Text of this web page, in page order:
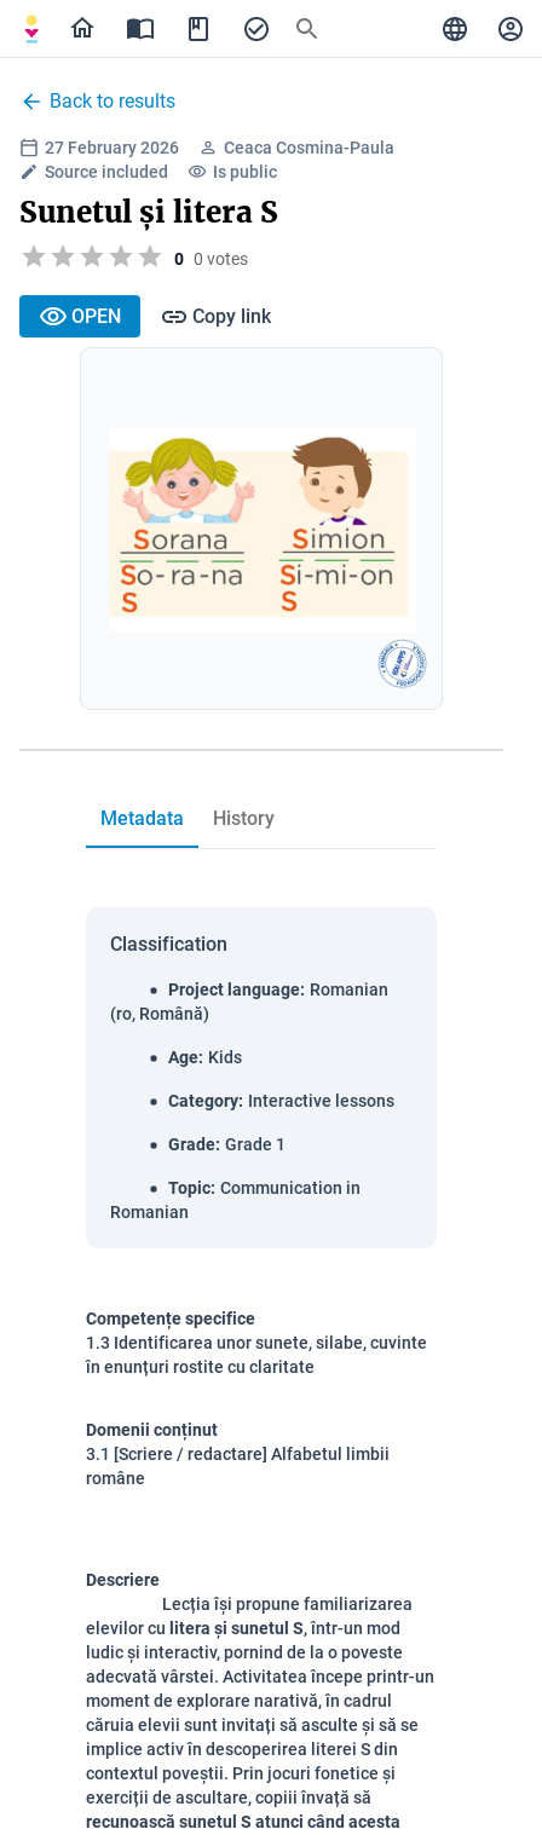
Back to results
27 February 2026
Ceaca Cosmina-Paula
Source included
Is public
Sunetul și litera S
0 0 votes
OPEN Copy link
Metadata History
Classification
Project language: Romanian
(ro, Română)
Age: Kids
Category: Interactive lessons
Grade: Grade 1
Topic: Communication in
Romanian
Competențe specifice
1.3 Identificarea unor sunete, silabe, cuvinte
în enunțuri rostite cu claritate
Domenii conținut
3.1 [Scriere / redactare] Alfabetul limbii
române
Descriere
Lecția își propune familiarizarea
elevilor cu litera și sunetul S, într-un mod
ludic și interactiv, pornind de la o poveste
adecvată vârstei. Activitatea începe printr-un
moment de explorare narativă, în cadrul
căruia elevii sunt invitați să asculte și să se
implice activ în descoperirea literei S din
contextul poveștii. Prin jocuri fonetice și
exerciții de ascultare, copiii învață să
recunoască sunetul S atunci când acesta